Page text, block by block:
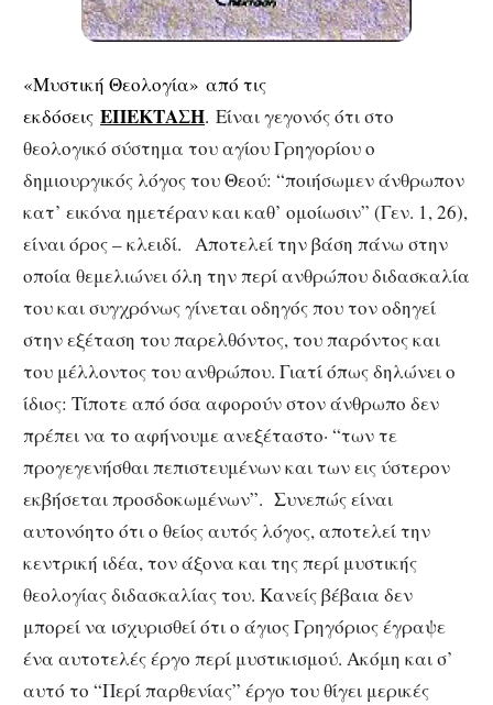
«Μυστική Θεολογία» από τις
εκδόσεις ΕΠΕΚΤΑΣΗ. Είναι γεγονός ότι στο
θεολογικό σύστημα του αγίου Γρηγορίου ο
δημιουργικός λόγος του Θεού: “ποιήσωμεν άνθρωπον
κατ’ εικόνα ημετέραν και καθ’ ομοίωσιν” (Γεν. 1, 26),
είναι όρος – κλειδί. Αποτελεί την βάση πάνω στην
οποία θεμελιώνει όλη την περί ανθρώπου διδασκαλία
του και συγχρόνως γίνεται οδηγός που τον οδηγεί
στην εξέταση του παρελθόντος, του παρόντος και
του μέλλοντος του ανθρώπου. Γιατί όπως δηλώνει ο
ίδιος: Τίποτε από όσα αφορούν στον άνθρωπο δεν
πρέπει να το αφήνουμε ανεξέταστο· “των τε
προγεγενήσθαι πεπιστευμένων και των εις ύστερον
εκβήσεται προσδοκωμένων”. Συνεπώς είναι
αυτονόητο ότι ο θείος αυτός λόγος, αποτελεί την
κεντρική ιδέα, τον άξονα και της περί μυστικής
θεολογίας διδασκαλίας του. Κανείς βέβαια δεν
μπορεί να ισχυρισθεί ότι ο άγιος Γρηγόριος έγραψε
ένα αυτοτελές έργο περί μυστικισμού. Ακόμη και σ’
αυτό το “Περί παρθενίας” έργο του θίγει μερικές